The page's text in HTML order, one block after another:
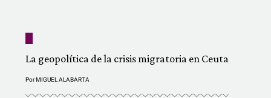
La geopolítica de la crisis migratoria en Ceuta
PorMIGUEL ALABARTA